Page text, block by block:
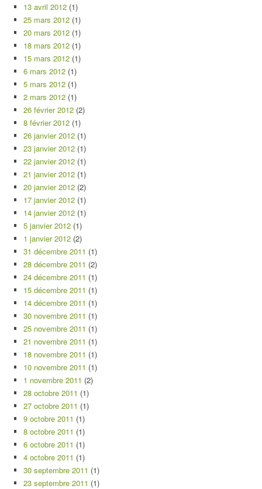
13 avril 2012 (1)
25 mars 2012 (1)
20 mars 2012 (1)
18 mars 2012 (1)
15 mars 2012 (1)
6 mars 2012 (1)
5 mars 2012 (1)
2 mars 2012 (1)
26 février 2012 (2)
8 février 2012 (1)
26 janvier 2012 (1)
23 janvier 2012 (1)
22 janvier 2012 (1)
21 janvier 2012 (1)
20 janvier 2012 (2)
17 janvier 2012 (1)
14 janvier 2012 (1)
5 janvier 2012 (1)
1 janvier 2012 (2)
31 décembre 2011 (1)
28 décembre 2011 (2)
24 décembre 2011 (1)
15 décembre 2011 (1)
14 décembre 2011 (1)
30 novembre 2011 (1)
25 novembre 2011 (1)
21 novembre 2011 (1)
18 novembre 2011 (1)
10 novembre 2011 (1)
1 novembre 2011 (2)
28 octobre 2011 (1)
27 octobre 2011 (1)
9 octobre 2011 (1)
8 octobre 2011 (1)
6 octobre 2011 (1)
4 octobre 2011 (1)
30 septembre 2011 (1)
23 septembre 2011 (1)